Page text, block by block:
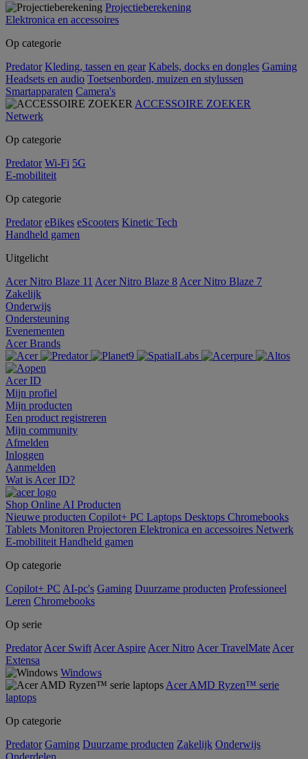
Projectieberekening
Elektronica en accessoires
Op categorie
Predator Kleding, tassen en gear Kabels, docks en dongles Gaming
Headsets en audio Toetsenborden, muizen en stylussen
Smartapparaten Camera's
ACCESSOIRE ZOEKER
Netwerk
Op categorie
Predator Wi-Fi 5G
E-mobiliteit
Op categorie
Predator eBikes eScooters Kinetic Tech
Handheld gamen
Uitgelicht
Acer Nitro Blaze 11 Acer Nitro Blaze 8 Acer Nitro Blaze 7
Zakelijk
Onderwijs
Ondersteuning
Evenementen
Acer Brands
Acer ID
Mijn profiel
Mijn producten
Een product registreren
Mijn community
Afmelden
Inloggen
Aanmelden
Wat is Acer ID?
Shop Online AI Producten
Nieuwe producten Copilot+ PC Laptops Desktops Chromebooks
Tablets Monitoren Projectoren Elektronica en accessoires Netwerk
E-mobiliteit Handheld gamen
Op categorie
Copilot+ PC AI-pc's Gaming Duurzame producten Professioneel
Leren Chromebooks
Op serie
Predator Acer Swift Acer Aspire Acer Nitro Acer TravelMate Acer
Extensa
Windows
Acer AMD Ryzen™ serie
laptops
Op categorie
Predator Gaming Duurzame producten Zakelijk Onderwijs
Onderdelen